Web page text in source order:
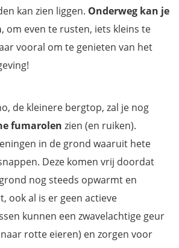
kan zien liggen. Onderweg kan je
, om even te rusten, iets kleins te
vooral om te genieten van het
de kleinere bergtop, zal je nog
fumarolen zien (en ruiken).
in de grond waaruit hete
Deze komen vrij doordat
nog steeds opwarmt en
ook al is er geen actieve
kunnen een zwavelachtige geur
rotte eieren) en zorgen voor